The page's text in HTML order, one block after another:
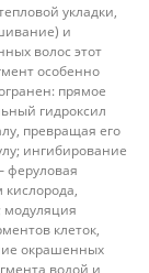
укладки,
и
волос этот
особенно
прямое
гидроксил
превращая его
ингибирование
феруловая
кислорода,
модуляция
клеток,
окрашенных
водой и